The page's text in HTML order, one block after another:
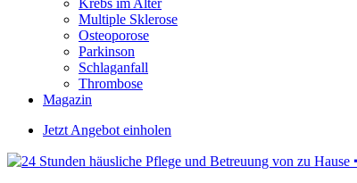
Krebs im Alter
Multiple Sklerose
Osteoporose
Parkinson
Schlaganfall
Thrombose
Magazin
Jetzt Angebot einholen